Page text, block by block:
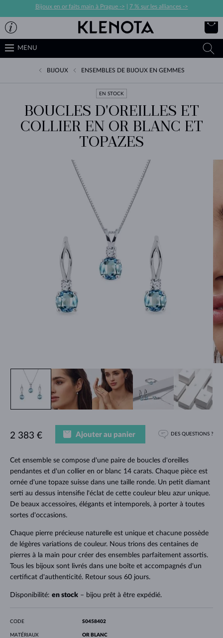
Bijoux en or faits main à Prague -> 7 % sur les alliances ->
MENU
BIJOUX ENSEMBLES DE BIJOUX EN GEMMES
EN STOCK
BOUCLES D'OREILLES ET
COLLIER EN OR BLANC ET
TOPAZES
Cet ensemble se compose d'une paire de boucles d'oreilles
pendantes et d'un collier en or blanc 14 carats. Chaque pièce est
ornée d'une topaze suisse dans une taille ronde. Un petit diamant
serti au dessus intensifie l'éclat de cette couleur bleu azur unique.
De beaux accessoires, élégants et intemporels, à porter à toutes
sortes d'occasions.
Chaque pierre précieuse naturelle est unique et chacune possède
de légères variations de couleur. Nous trions des centaines de
pierres à la main pour créer des ensembles parfaitement assortis.
Tous les bijoux sont livrés dans une boîte et accompagnés d'un
certificat d'authenticité. Retour sous 60 jours.
Disponibilité: en stock– bijou prêt à être expédié.
2 383 € Ajouter au panier DES QUESTIONS ?
CODE S0458402
MATÉRIAUX
OR BLANC